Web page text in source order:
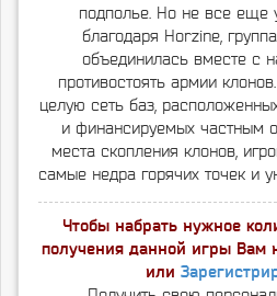
подполье. Но не все еще
благодаря Horzine,
объединилась вместе с
противостоять армии
целую сеть баз,
и финансируемых частным
места скопления клонов,
самые недра горячих точек и
Чтобы набрать нужное
получения данной игры Вам
или